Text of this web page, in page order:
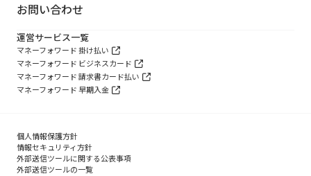
お問い合わせ
運営サービス一覧
マネーフォワード 掛け払い
マネーフォワード ビジネスカード
マネーフォワード 請求書カード払い
マネーフォワード 早期入金
個人情報保護方針
情報セキュリティ方針
外部送信ツールに関する公表事項
外部送信ツールの一覧